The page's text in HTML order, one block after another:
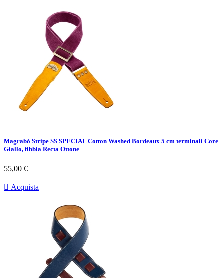
Magrabò Stripe SS SPECIAL Cotton Washed Bordeaux 5 cm terminali Core
Giallo, fibbia Recta Ottone
Prezzo
55,00 €
 Acquista